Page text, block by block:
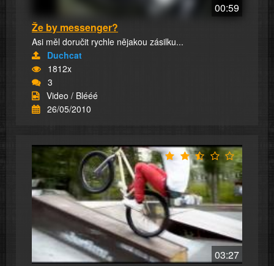
00:59
Že by messenger?
Asi měl doručit rychle nějakou zásilku...
Duchcat
1812x
3
Video / Blééé
26/05/2010
03:27